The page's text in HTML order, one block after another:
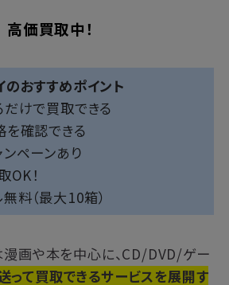
高価買取中！
おすすめポイント
だけで買取できる
を確認できる
ンペーンあり
OK！
料（最大10箱）
漫画や本を中心に、CD/DVD/ゲー
って買取できるサービスを展開す